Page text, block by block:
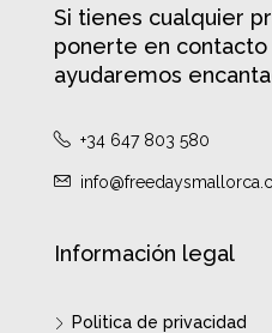
Si tienes cualquier
ponerte en contacto
ayudaremos
+34 647 803 580
Información legal
Politica de privacidad